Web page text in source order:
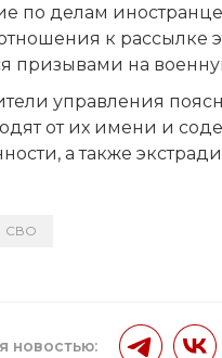
по делам
к рассылке
призывами на
управления
от их имени и
а также
СВО
новостью: